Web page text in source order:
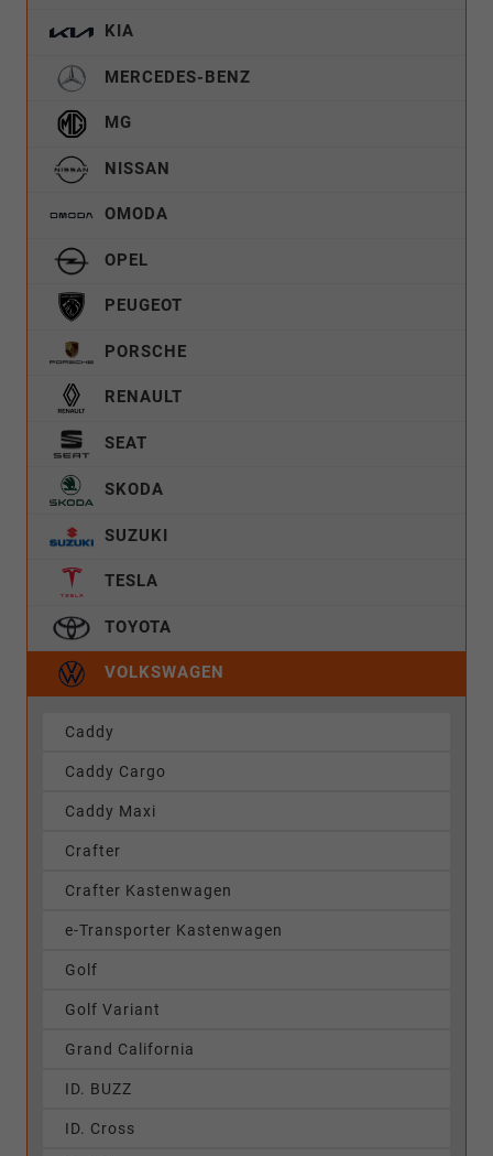
KIA
MERCEDES-BENZ
MG
NISSAN
OMODA
OPEL
PEUGEOT
PORSCHE
RENAULT
SEAT
SKODA
SUZUKI
TESLA
TOYOTA
VOLKSWAGEN
Caddy
Caddy Cargo
Caddy Maxi
Crafter
Crafter Kastenwagen
e-Transporter Kastenwagen
Golf
Golf Variant
Grand California
ID. BUZZ
ID. Cross